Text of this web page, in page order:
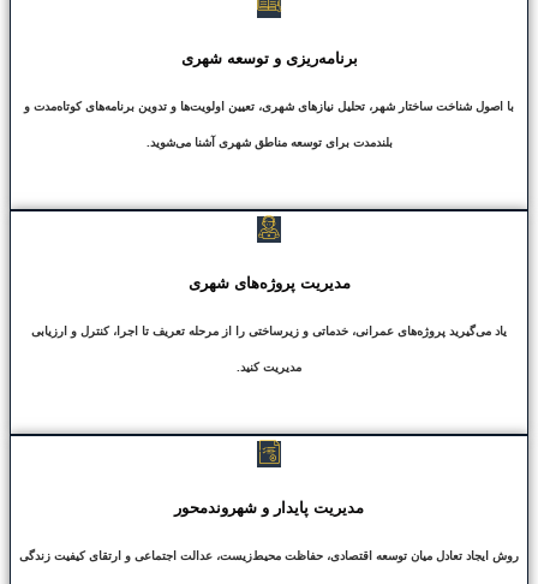
برنامه‌ریزی و توسعه شهری
با اصول شناخت ساختار شهر، تحلیل نیازهای شهری، تعیین اولویت‌ها و تدوین برنامه‌های کوتاه‌مدت و
بلندمدت برای توسعه مناطق شهری آشنا می‌شوید.
مدیریت پروژه‌های شهری
یاد می‌گیرید پروژه‌های عمرانی، خدماتی و زیرساختی را از مرحله تعریف تا اجرا، کنترل و ارزیابی
مدیریت کنید.
مدیریت پایدار و شهروند‌محور
روش ایجاد تعادل میان توسعه اقتصادی، حفاظت محیط‌زیست، عدالت اجتماعی و ارتقای کیفیت زندگی